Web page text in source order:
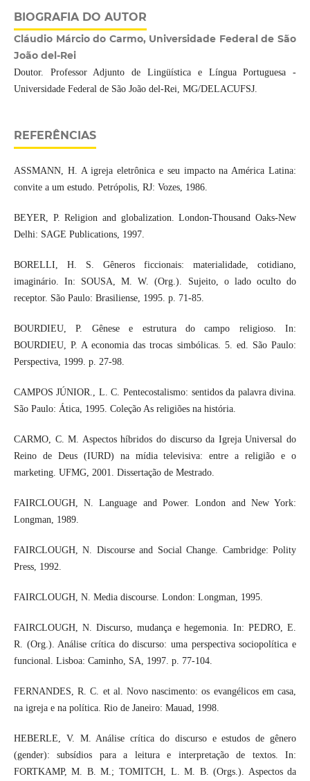
BIOGRAFIA DO AUTOR
Cláudio Márcio do Carmo, Universidade Federal de São
João del-Rei
Doutor. Professor Adjunto de Lingüística e Língua Portuguesa -
Universidade Federal de São João del-Rei, MG/DELACUFSJ.
REFERÊNCIAS
ASSMANN, H. A igreja eletrônica e seu impacto na América Latina:
convite a um estudo. Petrópolis, RJ: Vozes, 1986.
BEYER, P. Religion and globalization. London-Thousand Oaks-New
Delhi: SAGE Publications, 1997.
BORELLI, H. S. Gêneros ficcionais: materialidade, cotidiano,
imaginário. In: SOUSA, M. W. (Org.). Sujeito, o lado oculto do
receptor. São Paulo: Brasiliense, 1995. p. 71-85.
BOURDIEU, P. Gênese e estrutura do campo religioso. In:
BOURDIEU, P. A economia das trocas simbólicas. 5. ed. São Paulo:
Perspectiva, 1999. p. 27-98.
CAMPOS JÚNIOR., L. C. Pentecostalismo: sentidos da palavra divina.
São Paulo: Ática, 1995. Coleção As religiões na história.
CARMO, C. M. Aspectos híbridos do discurso da Igreja Universal do
Reino de Deus (IURD) na mídia televisiva: entre a religião e o
marketing. UFMG, 2001. Dissertação de Mestrado.
FAIRCLOUGH, N. Language and Power. London and New York:
Longman, 1989.
FAIRCLOUGH, N. Discourse and Social Change. Cambridge: Polity
Press, 1992.
FAIRCLOUGH, N. Media discourse. London: Longman, 1995.
FAIRCLOUGH, N. Discurso, mudança e hegemonia. In: PEDRO, E.
R. (Org.). Análise crítica do discurso: uma perspectiva sociopolítica e
funcional. Lisboa: Caminho, SA, 1997. p. 77-104.
FERNANDES, R. C. et al. Novo nascimento: os evangélicos em casa,
na igreja e na política. Rio de Janeiro: Mauad, 1998.
HEBERLE, V. M. Análise crítica do discurso e estudos de gênero
(gender): subsídios para a leitura e interpretação de textos. In:
FORTKAMP, M. B. M.; TOMITCH, L. M. B. (Orgs.). Aspectos da